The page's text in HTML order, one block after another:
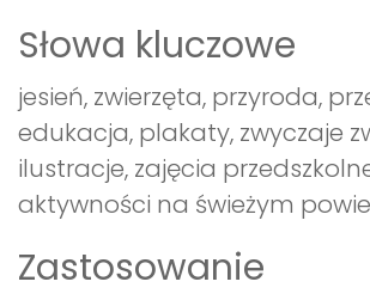
Słowa kluczowe
jesień, zwierzęta, przyroda,
edukacja, plakaty, zwyczaje
ilustracje, zajęcia
aktywności na świeżym
Zastosowanie